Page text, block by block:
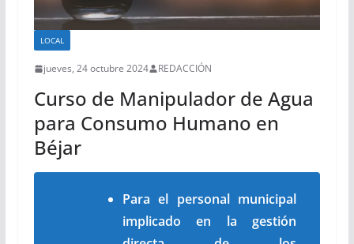
LOCAL
jueves, 24 octubre 2024 REDACCIÓN
Curso de Manipulador de Agua
para Consumo Humano en
Béjar
Para el personal municipal
implicado en la gestión